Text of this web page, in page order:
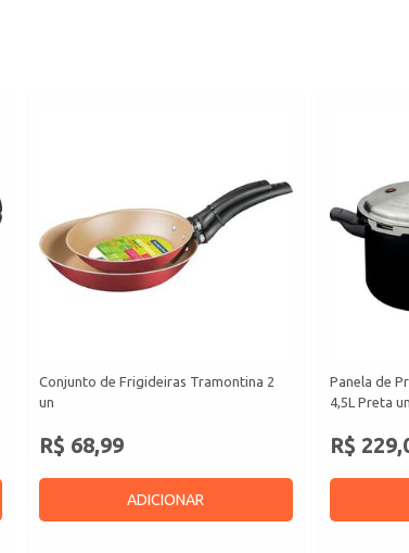
Conjunto de Frigideiras Tramontina 2
un
R$ 68,99
ADICIONAR
Panela de
4,5L Preta un
R$